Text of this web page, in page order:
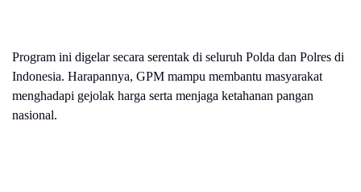
Program ini digelar secara serentak di seluruh Polda dan Polres di
Indonesia. Harapannya, GPM mampu membantu masyarakat
menghadapi gejolak harga serta menjaga ketahanan pangan
nasional.